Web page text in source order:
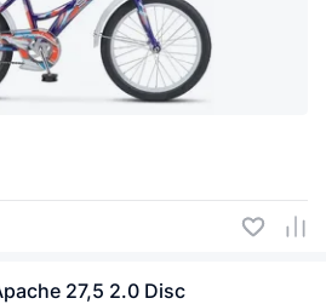
27,5 2.0 Disc